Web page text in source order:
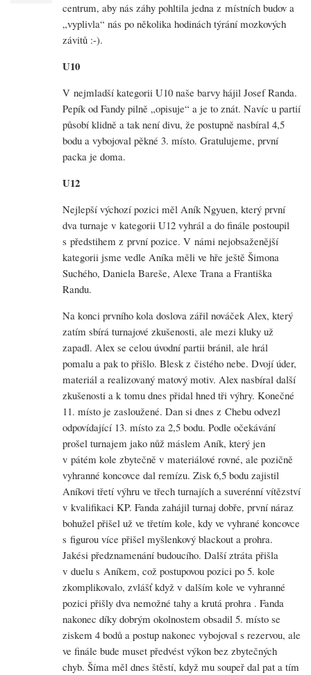
centrum, aby nás záhy pohltila jedna z místních budov a
„vyplivla“ nás po několika hodinách týrání mozkových
závitů :-).
U10
V nejmladší kategorii U10 naše barvy hájil Josef Randa.
Pepík od Fandy pilně „opisuje“ a je to znát. Navíc u partií
působí klidně a tak není divu, že postupně nasbíral 4,5
bodu a vybojoval pěkné 3. místo. Gratulujeme, první
packa je doma.
U12
Nejlepší výchozí pozici měl Aník Ngyuen, který první
dva turnaje v kategorii U12 vyhrál a do finále postoupil
s předstihem z první pozice. V námi nejobsaženější
kategorii jsme vedle Aníka měli ve hře ještě Šimona
Suchého, Daniela Bareše, Alexe Trana a Františka
Randu.
Na konci prvního kola doslova zářil nováček Alex, který
zatím sbírá turnajové zkušenosti, ale mezi kluky už
zapadl. Alex se celou úvodní partii bránil, ale hrál
pomalu a pak to přišlo. Blesk z čistého nebe. Dvojí úder,
materiál a realizovaný matový motiv. Alex nasbíral další
zkušenosti a k tomu dnes přidal hned tři výhry. Konečné
11. místo je zasloužené. Dan si dnes z Chebu odvezl
odpovídající 13. místo za 2,5 bodu. Podle očekávání
prošel turnajem jako nůž máslem Aník, který jen
v pátém kole zbytečně v materiálové rovné, ale pozičně
vyhranné koncovce dal remízu. Zisk 6,5 bodu zajistil
Aníkovi třetí výhru ve třech turnajích a suverénní vítězství
v kvalifikaci KP. Fanda zahájil turnaj dobře, první náraz
bohužel přišel už ve třetím kole, kdy ve vyhrané koncovce
s figurou více přišel myšlenkový blackout a prohra.
Jakési předznamenání budoucího. Další ztráta přišla
v duelu s Aníkem, což postupovou pozici po 5. kole
zkomplikovalo, zvlášť když v dalším kole ve vyhranné
pozici přišly dva nemožné tahy a krutá prohra . Fanda
nakonec díky dobrým okolnostem obsadil 5. místo se
ziskem 4 bodů a postup nakonec vybojoval s rezervou, ale
ve finále bude muset předvést výkon bez zbytečných
chyb. Šíma měl dnes štěstí, když mu soupeř dal pat a tím